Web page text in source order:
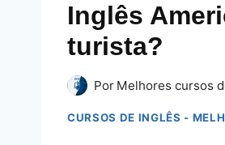
Inglês
turista?
Por Melhores cursos
CURSOS DE INGLÊS -